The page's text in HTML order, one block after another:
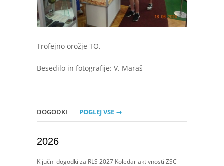
Trofejno orožje TO.
Besedilo in fotografije: V. Maraš
DOGODKI POGLEJ VSE →
2026
Ključni dogodki za RLS 2027 Koledar aktivnosti ZSC